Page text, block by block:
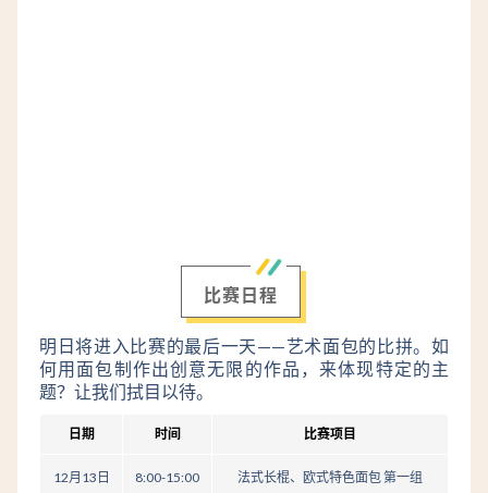
比赛日程
明日将进入比赛的最后一天——艺术面包的比拼。如
何用面包制作出创意无限的作品，来体现特定的主
题？让我们拭目以待。
日期 时间 比赛项目
12月13日 8:00-15:00 法式长棍、欧式特色面包 第一组